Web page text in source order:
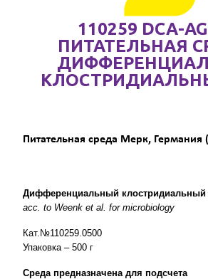
110259 DCA-
ПИТАТЕЛЬНАЯ
Питательная среда Мерк, Германия
Дифференциальный клостридиальный
acc. to Weenk et al. for microbiology
Кат.№110259.0500
Упаковка – 500 г
Среда предназначена для подсчета